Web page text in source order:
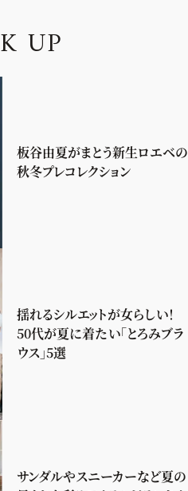
K UP
板谷由夏がまとう新生ロエベの
秋冬プレコレクション
揺れるシルエットが女らしい！
50代が夏に着たい「とろみブラ
ウス」5選
サンダルやスニーカーなど夏の